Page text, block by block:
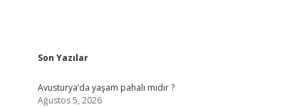
Sidebar
Son Yazılar
Avusturya’da yaşam pahalı mıdır ?
Ağustos 5, 2026
ilbet girişhttps://betexpergiris.casino/